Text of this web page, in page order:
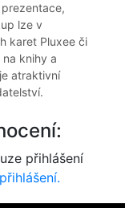
lze v
karet Pluxee či
knihy a
atraktivní
přihlášení